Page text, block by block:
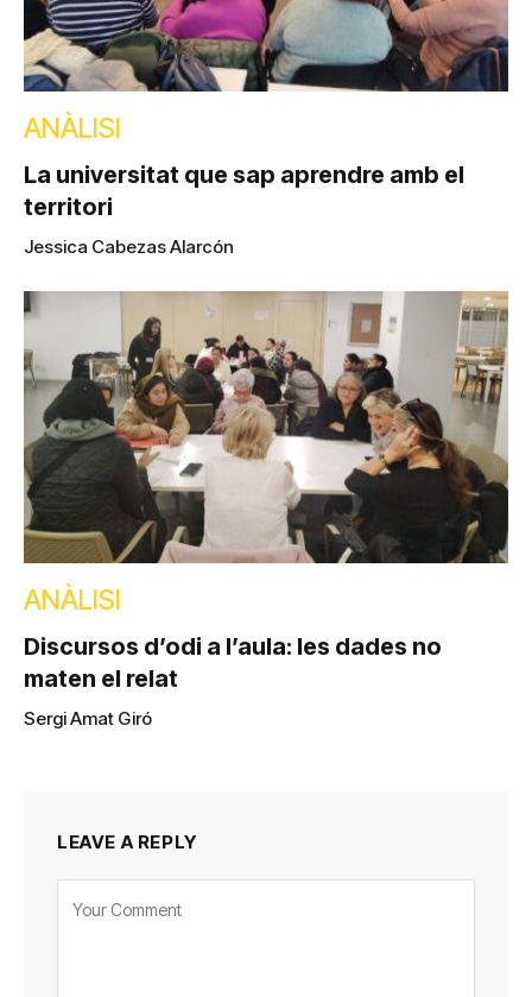
ANÀLISI
La universitat que sap aprendre amb el
territori
Jessica Cabezas Alarcón
ANÀLISI
Discursos d’odi a l’aula: les dades no
maten el relat
Sergi Amat Giró
LEAVE A REPLY